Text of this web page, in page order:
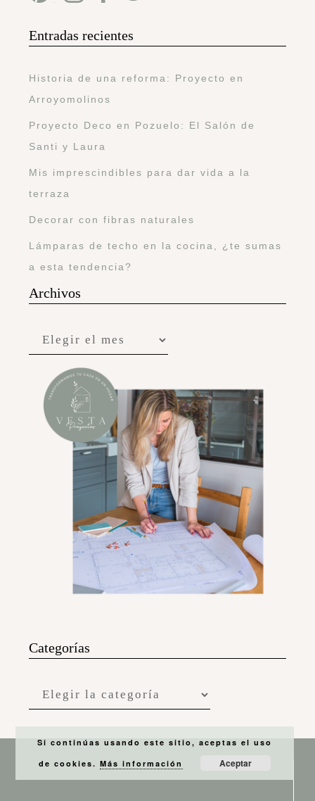
Entradas recientes
Historia de una reforma: Proyecto en
Arroyomolinos
Proyecto Deco en Pozuelo: El Salón de
Santi y Laura
Mis imprescindibles para dar vida a la
terraza
Decorar con fibras naturales
Lámparas de techo en la cocina, ¿te sumas
a esta tendencia?
Archivos
Categorías
Si continúas usando este sitio, aceptas el uso
de cookies.Más información Aceptar